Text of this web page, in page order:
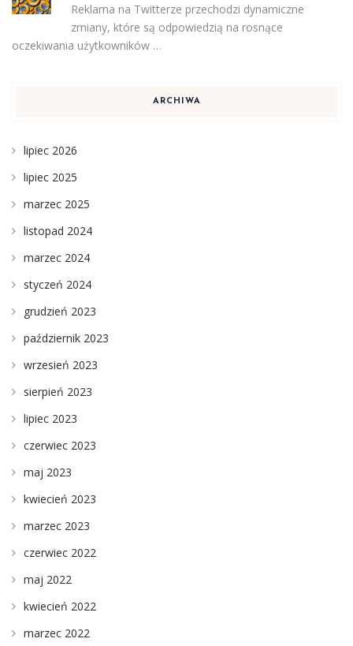
Reklama na Twitterze przechodzi dynamiczne
zmiany, które są odpowiedzią na rosnące
oczekiwania użytkowników …
ARCHIWA
lipiec 2026
lipiec 2025
marzec 2025
listopad 2024
marzec 2024
styczeń 2024
grudzień 2023
październik 2023
wrzesień 2023
sierpień 2023
lipiec 2023
czerwiec 2023
maj 2023
kwiecień 2023
marzec 2023
czerwiec 2022
maj 2022
kwiecień 2022
marzec 2022